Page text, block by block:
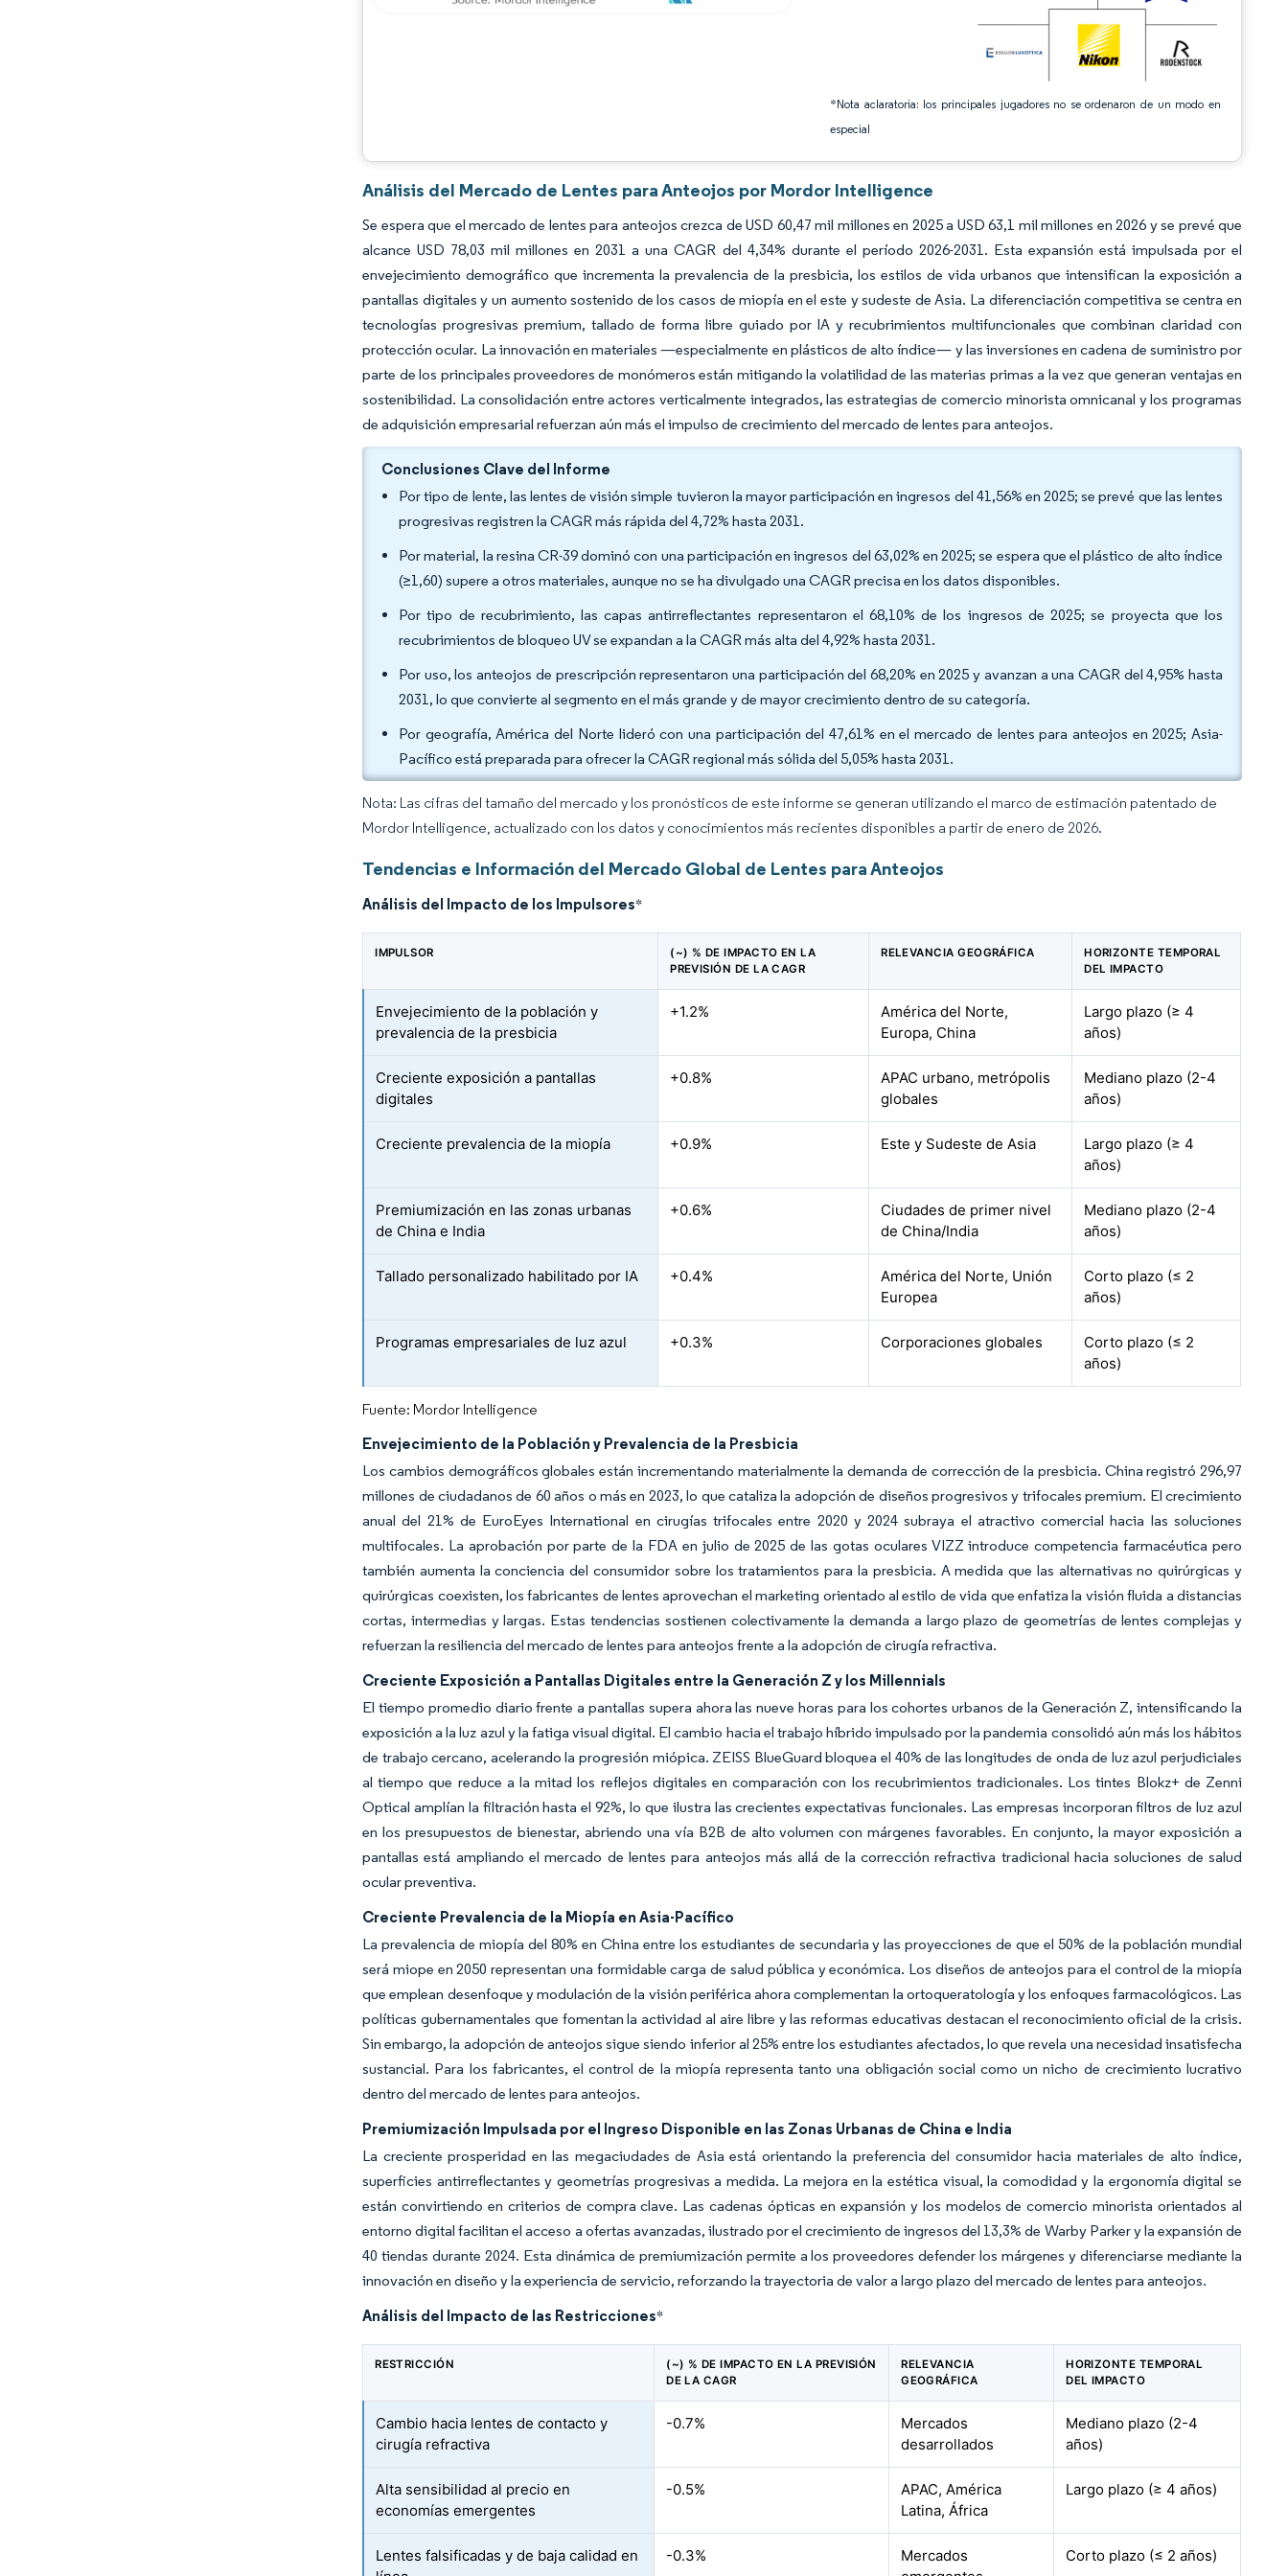
*Nota aclaratoria: los principales jugadores no se ordenaron de un modo en
especial
Análisis del Mercado de Lentes para Anteojos por Mordor Intelligence
Se espera que el mercado de lentes para anteojos crezca de USD 60,47 mil millones en 2025 a USD 63,1 mil millones en 2026 y se prevé que
alcance USD 78,03 mil millones en 2031 a una CAGR del 4,34% durante el período 2026-2031. Esta expansión está impulsada por el
envejecimiento demográfico que incrementa la prevalencia de la presbicia, los estilos de vida urbanos que intensifican la exposición a
pantallas digitales y un aumento sostenido de los casos de miopía en el este y sudeste de Asia. La diferenciación competitiva se centra en
tecnologías progresivas premium, tallado de forma libre guiado por IA y recubrimientos multifuncionales que combinan claridad con
protección ocular. La innovación en materiales —especialmente en plásticos de alto índice— y las inversiones en cadena de suministro por
parte de los principales proveedores de monómeros están mitigando la volatilidad de las materias primas a la vez que generan ventajas en
sostenibilidad. La consolidación entre actores verticalmente integrados, las estrategias de comercio minorista omnicanal y los programas
de adquisición empresarial refuerzan aún más el impulso de crecimiento del mercado de lentes para anteojos.
Conclusiones Clave del Informe
Por tipo de lente, las lentes de visión simple tuvieron la mayor participación en ingresos del 41,56% en 2025; se prevé que las lentes
progresivas registren la CAGR más rápida del 4,72% hasta 2031.
Por material, la resina CR-39 dominó con una participación en ingresos del 63,02% en 2025; se espera que el plástico de alto índice
(≥1,60) supere a otros materiales, aunque no se ha divulgado una CAGR precisa en los datos disponibles.
Por tipo de recubrimiento, las capas antirreflectantes representaron el 68,10% de los ingresos de 2025; se proyecta que los
recubrimientos de bloqueo UV se expandan a la CAGR más alta del 4,92% hasta 2031.
Por uso, los anteojos de prescripción representaron una participación del 68,20% en 2025 y avanzan a una CAGR del 4,95% hasta
2031, lo que convierte al segmento en el más grande y de mayor crecimiento dentro de su categoría.
Por geografía, América del Norte lideró con una participación del 47,61% en el mercado de lentes para anteojos en 2025; Asia-
Pacífico está preparada para ofrecer la CAGR regional más sólida del 5,05% hasta 2031.
Nota: Las cifras del tamaño del mercado y los pronósticos de este informe se generan utilizando el marco de estimación patentado de
Mordor Intelligence, actualizado con los datos y conocimientos más recientes disponibles a partir de enero de 2026.
Tendencias e Información del Mercado Global de Lentes para Anteojos
Análisis del Impacto de los Impulsores*
IMPULSOR
(~) % DE IMPACTO EN LA
PREVISIÓN DE LA CAGR
RELEVANCIA GEOGRÁFICA
HORIZONTE TEMPORAL
DEL IMPACTO
Envejecimiento de la población y
prevalencia de la presbicia
+1.2%
América del Norte,
Europa, China
Largo plazo (≥ 4
años)
Creciente exposición a pantallas
digitales
+0.8%
APAC urbano, metrópolis
globales
Mediano plazo (2-4
años)
Creciente prevalencia de la miopía +0.9% Este y Sudeste de Asia
Largo plazo (≥ 4
años)
Premiumización en las zonas urbanas
de China e India
+0.6%
Ciudades de primer nivel
de China/India
Mediano plazo (2-4
años)
Tallado personalizado habilitado por IA +0.4%
América del Norte, Unión
Europea
Corto plazo (≤ 2
años)
Programas empresariales de luz azul +0.3% Corporaciones globales
Corto plazo (≤ 2
años)
Fuente: Mordor Intelligence
Envejecimiento de la Población y Prevalencia de la Presbicia
Los cambios demográficos globales están incrementando materialmente la demanda de corrección de la presbicia. China registró 296,97
millones de ciudadanos de 60 años o más en 2023, lo que cataliza la adopción de diseños progresivos y trifocales premium. El crecimiento
anual del 21% de EuroEyes International en cirugías trifocales entre 2020 y 2024 subraya el atractivo comercial hacia las soluciones
multifocales. La aprobación por parte de la FDA en julio de 2025 de las gotas oculares VIZZ introduce competencia farmacéutica pero
también aumenta la conciencia del consumidor sobre los tratamientos para la presbicia. A medida que las alternativas no quirúrgicas y
quirúrgicas coexisten, los fabricantes de lentes aprovechan el marketing orientado al estilo de vida que enfatiza la visión fluida a distancias
cortas, intermedias y largas. Estas tendencias sostienen colectivamente la demanda a largo plazo de geometrías de lentes complejas y
refuerzan la resiliencia del mercado de lentes para anteojos frente a la adopción de cirugía refractiva.
Creciente Exposición a Pantallas Digitales entre la Generación Z y los Millennials
El tiempo promedio diario frente a pantallas supera ahora las nueve horas para los cohortes urbanos de la Generación Z, intensificando la
exposición a la luz azul y la fatiga visual digital. El cambio hacia el trabajo híbrido impulsado por la pandemia consolidó aún más los hábitos
de trabajo cercano, acelerando la progresión miópica. ZEISS BlueGuard bloquea el 40% de las longitudes de onda de luz azul perjudiciales
al tiempo que reduce a la mitad los reflejos digitales en comparación con los recubrimientos tradicionales. Los tintes Blokz+ de Zenni
Optical amplían la filtración hasta el 92%, lo que ilustra las crecientes expectativas funcionales. Las empresas incorporan filtros de luz azul
en los presupuestos de bienestar, abriendo una vía B2B de alto volumen con márgenes favorables. En conjunto, la mayor exposición a
pantallas está ampliando el mercado de lentes para anteojos más allá de la corrección refractiva tradicional hacia soluciones de salud
ocular preventiva.
Creciente Prevalencia de la Miopía en Asia-Pacífico
La prevalencia de miopía del 80% en China entre los estudiantes de secundaria y las proyecciones de que el 50% de la población mundial
será miope en 2050 representan una formidable carga de salud pública y económica. Los diseños de anteojos para el control de la miopía
que emplean desenfoque y modulación de la visión periférica ahora complementan la ortoqueratología y los enfoques farmacológicos. Las
políticas gubernamentales que fomentan la actividad al aire libre y las reformas educativas destacan el reconocimiento oficial de la crisis.
Sin embargo, la adopción de anteojos sigue siendo inferior al 25% entre los estudiantes afectados, lo que revela una necesidad insatisfecha
sustancial. Para los fabricantes, el control de la miopía representa tanto una obligación social como un nicho de crecimiento lucrativo
dentro del mercado de lentes para anteojos.
Premiumización Impulsada por el Ingreso Disponible en las Zonas Urbanas de China e India
La creciente prosperidad en las megaciudades de Asia está orientando la preferencia del consumidor hacia materiales de alto índice,
superficies antirreflectantes y geometrías progresivas a medida. La mejora en la estética visual, la comodidad y la ergonomía digital se
están convirtiendo en criterios de compra clave. Las cadenas ópticas en expansión y los modelos de comercio minorista orientados al
entorno digital facilitan el acceso a ofertas avanzadas, ilustrado por el crecimiento de ingresos del 13,3% de Warby Parker y la expansión de
40 tiendas durante 2024. Esta dinámica de premiumización permite a los proveedores defender los márgenes y diferenciarse mediante la
innovación en diseño y la experiencia de servicio, reforzando la trayectoria de valor a largo plazo del mercado de lentes para anteojos.
Análisis del Impacto de las Restricciones*
RESTRICCIÓN
(~) % DE IMPACTO EN LA PREVISIÓN
DE LA CAGR
RELEVANCIA
GEOGRÁFICA
HORIZONTE TEMPORAL
DEL IMPACTO
Cambio hacia lentes de contacto y
cirugía refractiva
-0.7%
Mercados
desarrollados
Mediano plazo (2-4
años)
Alta sensibilidad al precio en
economías emergentes
-0.5%
APAC, América
Latina, África
Largo plazo (≥ 4 años)
Lentes falsificadas y de baja calidad en
-0.3%
Mercados
Corto plazo (≤ 2 años)